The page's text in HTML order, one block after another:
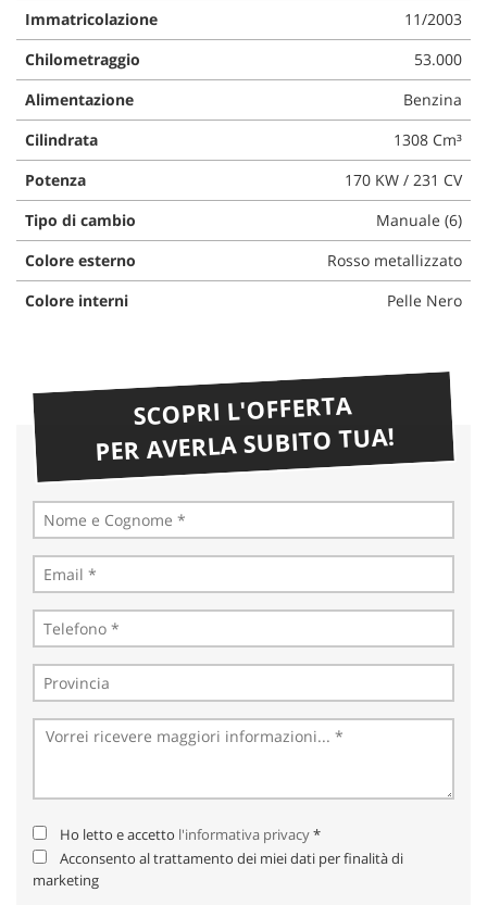
Immatricolazione
11/2003
Chilometraggio
53.000
Alimentazione
Benzina
Cilindrata
1308 Cm³
Potenza
170 KW / 231 CV
Tipo di cambio
Manuale (6)
Colore esterno
Rosso metallizzato
Colore interni
Pelle Nero
SCOPRI L'OFFERTA
PER AVERLA SUBITO TUA!
Ho letto e accetto l'informativa privacy*
Acconsento al trattamento dei miei dati per finalità di
marketing